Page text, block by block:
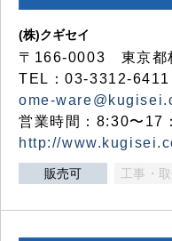
(株)クギセイ
〒166-0003 東京都
TEL：03-3312-
ome-
営業時間：8:30〜17
http://
販売可 工事・